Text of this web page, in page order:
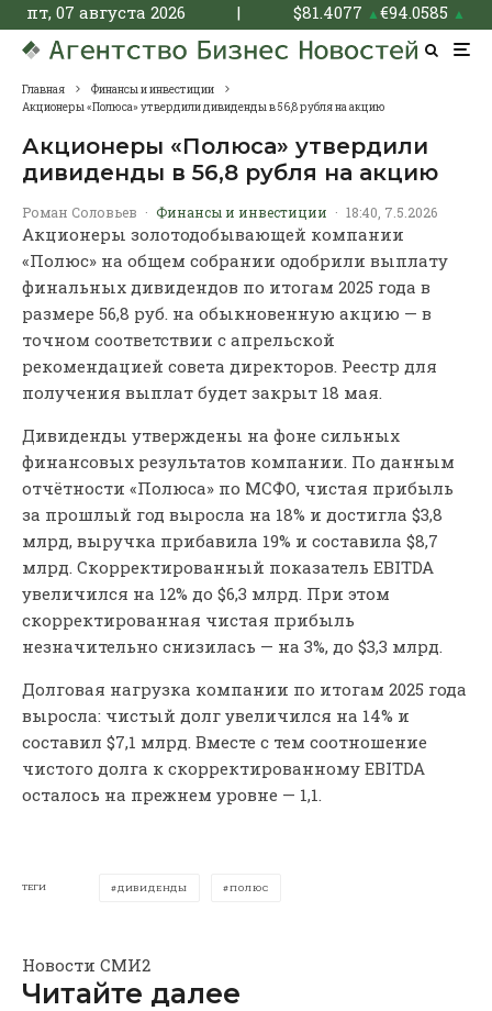
пт, 07 августа 2026 | $81.4077 ▲€94.0585 ▲
Главная
Финансы и инвестиции
Акционеры «Полюса» утвердили дивиденды в 56,8 рубля на акцию
Акционеры «Полюса» утвердили
дивиденды в 56,8 рубля на акцию
Роман Соловьев · Финансы и инвестиции · 18:40, 7.5.2026
Акционеры золотодобывающей компании
«Полюс» на общем собрании одобрили выплату
финальных дивидендов по итогам 2025 года в
размере 56,8 руб. на обыкновенную акцию — в
точном соответствии с апрельской
рекомендацией совета директоров. Реестр для
получения выплат будет закрыт 18 мая.
Дивиденды утверждены на фоне сильных
финансовых результатов компании. По данным
отчётности «Полюса» по МСФО, чистая прибыль
за прошлый год выросла на 18% и достигла $3,8
млрд, выручка прибавила 19% и составила $8,7
млрд. Скорректированный показатель EBITDA
увеличился на 12% до $6,3 млрд. При этом
скорректированная чистая прибыль
незначительно снизилась — на 3%, до $3,3 млрд.
Долговая нагрузка компании по итогам 2025 года
выросла: чистый долг увеличился на 14% и
составил $7,1 млрд. Вместе с тем соотношение
чистого долга к скорректированному EBITDA
осталось на прежнем уровне — 1,1.
ТЕГИ ДИВИДЕНДЫ ПОЛЮС
Новости СМИ2
Читайте далее